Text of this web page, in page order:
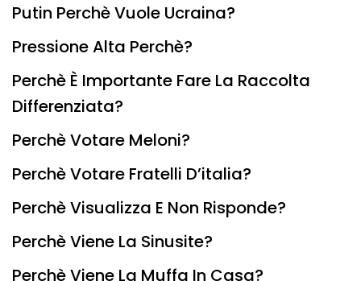
Putin Perchè Vuole Ucraina?
Pressione Alta Perchè?
Perchè È Importante Fare La Raccolta
Differenziata?
Perchè Votare Meloni?
Perchè Votare Fratelli D’italia?
Perchè Visualizza E Non Risponde?
Perchè Viene La Sinusite?
Perchè Viene La Muffa In Casa?